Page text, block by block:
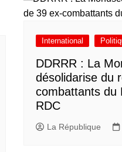
International
DDRRR : La
désolidarise du
combattants du
RDC
La République